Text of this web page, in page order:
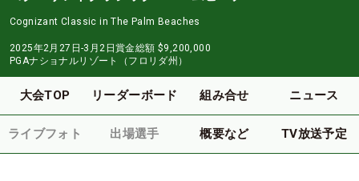
Cognizant Classic in The Palm Beaches
2025年2月27日-3月2日賞金総額 $9,200,000
PGAナショナルリゾート（フロリダ州）
大会TOP リーダーボード 組み合せ ニュース
ライブフォト 出場選手 概要など TV放送予定